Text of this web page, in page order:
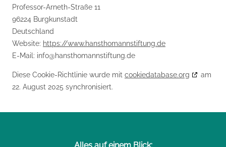
Professor-Arneth-Straße 11
96224 Burgkunstadt
Deutschland
Website: https://www.hansthomannstiftung.de
E-Mail: info@hansthomannstiftung.de
Diese Cookie-Richtlinie wurde mit cookiedatabase.org
am
22. August 2025 synchronisiert.